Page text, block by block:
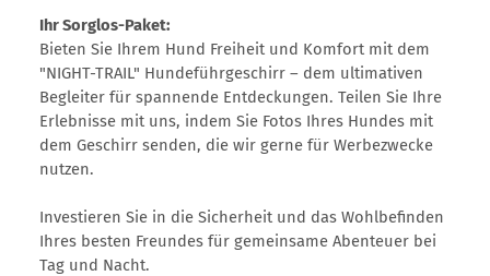
Ihr Sorglos-Paket:
Bieten Sie Ihrem Hund Freiheit und Komfort mit dem
"NIGHT-TRAIL" Hundeführgeschirr – dem ultimativen
Begleiter für spannende Entdeckungen. Teilen Sie Ihre
Erlebnisse mit uns, indem Sie Fotos Ihres Hundes mit
dem Geschirr senden, die wir gerne für Werbezwecke
nutzen.
Investieren Sie in die Sicherheit und das Wohlbefinden
Ihres besten Freundes für gemeinsame Abenteuer bei
Tag und Nacht.